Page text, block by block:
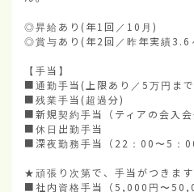
◎昇給あり(年1回／10月)
◎賞与あり(年2回／昨年実績3.6
【手当】
■通勤手当(上限あり／5万円ま
■残業手当(超過分)
■新規契約手当（ティアの会入会
■休日出勤手当
■深夜勤務手当（22：00〜5：
★頑張り次第で、手当がつきます
■社内資格手当（5,000円〜